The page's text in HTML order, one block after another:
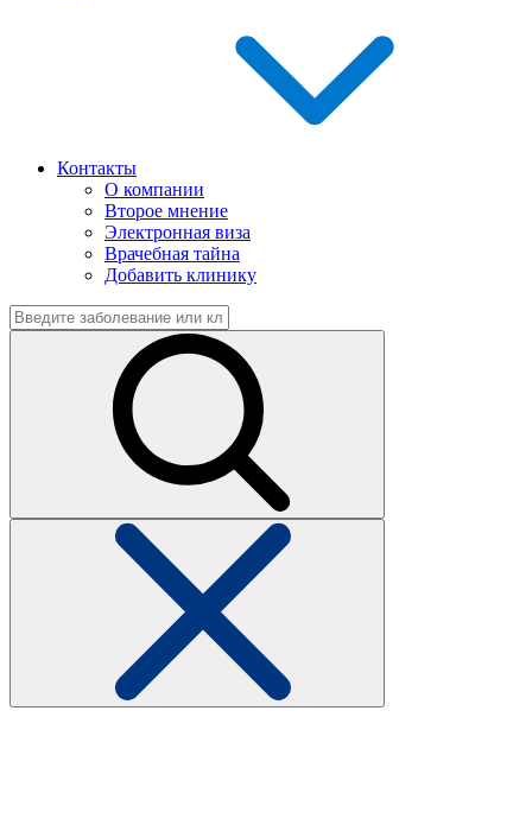
Контакты
О компании
Второе мнение
Электронная виза
Врачебная тайна
Добавить клинику